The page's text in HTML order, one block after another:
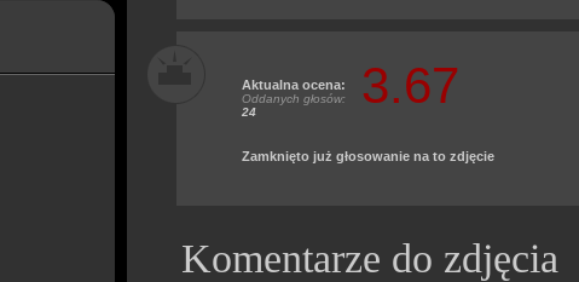
3.67
Aktualna ocena:
Oddanych głosów:
24
Zamknięto już głosowanie na to zdjęcie
Komentarze do zdjęcia